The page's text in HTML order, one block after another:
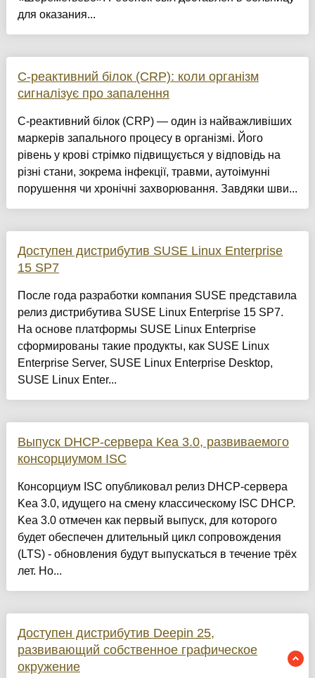
для оказания...
С-реактивний білок (CRP): коли організм
сигналізує про запалення
С-реактивний білок (CRP) — один із найважливіших
маркерів запального процесу в організмі. Його
рівень у крові стрімко підвищується у відповідь на
різні стани, зокрема інфекції, травми, аутоімунні
порушення чи хронічні захворювання. Завдяки шви...
Доступен дистрибутив SUSE Linux Enterprise
15 SP7
После года разработки компания SUSE представила
релиз дистрибутива SUSE Linux Enterprise 15 SP7.
На основе платформы SUSE Linux Enterprise
сформированы такие продукты, как SUSE Linux
Enterprise Server, SUSE Linux Enterprise Desktop,
SUSE Linux Enter...
Выпуск DHCP-сервера Kea 3.0, развиваемого
консорциумом ISC
Консорциум ISC опубликовал релиз DHCP-сервера
Kea 3.0, идущего на смену классическому ISC DHCP.
Kea 3.0 отмечен как первый выпуск, для которого
будет обеспечен длительный цикл сопровождения
(LTS) - обновления будут выпускаться в течение трёх
лет. Но...
Доступен дистрибутив Deepin 25,
развивающий собственное графическое
окружение